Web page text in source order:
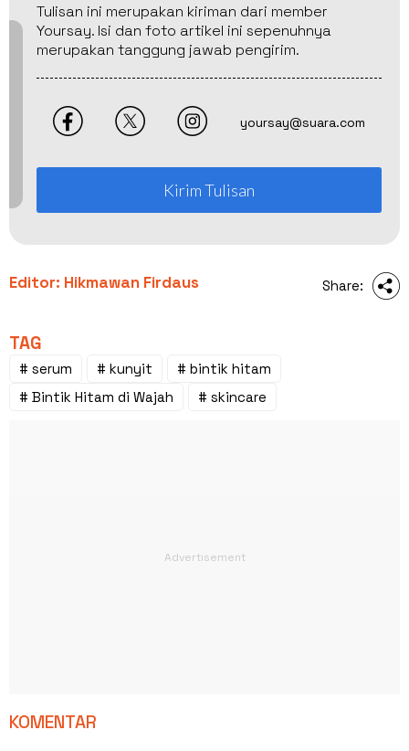
Tulisan ini merupakan kiriman dari member
Yoursay. Isi dan foto artikel ini sepenuhnya
merupakan tanggung jawab pengirim.
yoursay@suara.com
Kirim Tulisan
Editor: Hikmawan Firdaus Share:
TAG
# serum # kunyit
# bintik hitam
# Bintik Hitam di Wajah
# skincare
KOMENTAR